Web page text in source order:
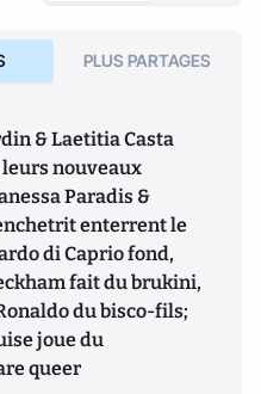
PLUS PARTAGES
& Laetitia Casta
nouveaux
Paradis &
enterrent le
di Caprio fond,
fait du brukini,
du bisco-fils;
joue du
queer